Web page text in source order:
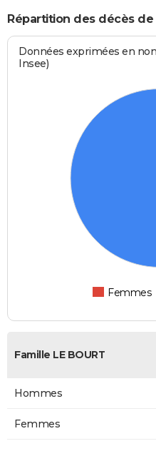
Répartition des décès de
Données exprimées en
Insee)
Femmes
Famille LE BOURT
Hommes
Femmes